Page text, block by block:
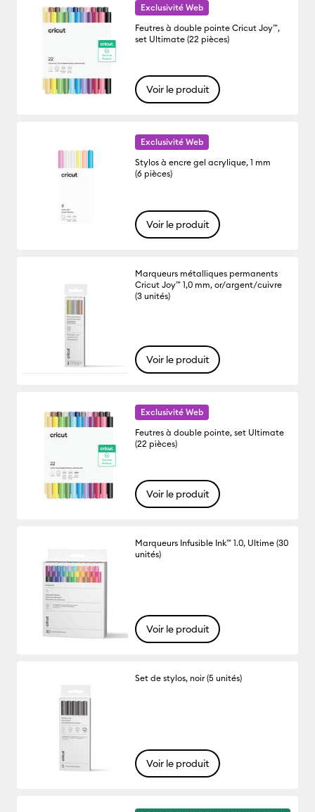
Exclusivité Web
Feutres à double pointe Cricut Joy™,
set Ultimate (22 pièces)
Voir le produit
Exclusivité Web
Stylos à encre gel acrylique, 1 mm
(6 pièces)
Voir le produit
Marqueurs métalliques permanents
Cricut Joy™ 1,0 mm, or/argent/cuivre
(3 unités)
Voir le produit
Exclusivité Web
Feutres à double pointe, set Ultimate
(22 pièces)
Voir le produit
Marqueurs Infusible Ink™ 1.0, Ultime (30
unités)
Voir le produit
Set de stylos, noir (5 unités)
Voir le produit